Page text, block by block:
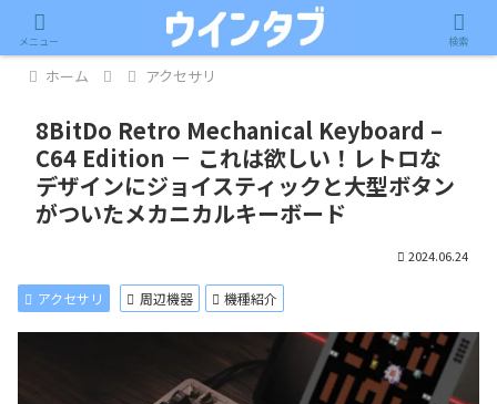
記事内に広告が含まれています。
ホーム アクセサリ
8BitDo Retro Mechanical Keyboard –
C64 Edition － これは欲しい！レトロな
デザインにジョイスティックと大型ボタン
がついたメカニカルキーボード
2024.06.24
アクセサリ 周辺機器 機種紹介
メニュー 検索